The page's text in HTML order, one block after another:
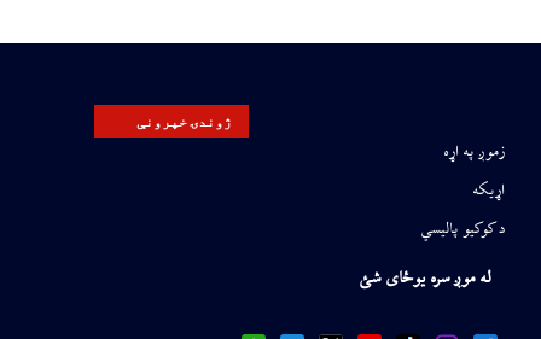
ژوندۍ خپرونې
زموږ په اړه
اړیکه
د کوکیو پالیسي
له موږ سره یوځای شئ